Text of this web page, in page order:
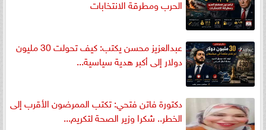
الحرب ومطرقة الانتخابات
عبدالعزيز محسن يكتب: كيف تحولت 30 مليون
دولار إلى أكبر هدية سياسية...
دكتورة فاتن فتحي: تكتب الممرضون الأقرب إلى
الخطر.. شكرا وزير الصحة لتكريم...